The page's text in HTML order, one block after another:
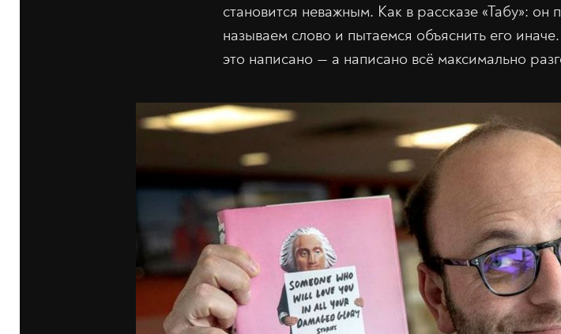
становится неважным. Как в рассказе «Табу»:
называем слово и пытаемся объяснить его
это написано — а написано всё максимально